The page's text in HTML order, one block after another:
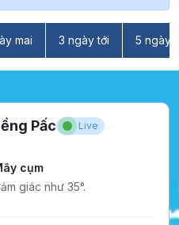
mai 3 ngày tới 5 ngày
Pấc Live
cụm
giác như 35°.